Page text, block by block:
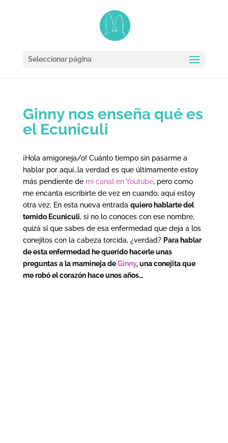
Seleccionar página
Ginny nos enseña qué es
el Ecuniculi
¡Hola amigoneja/o! Cuánto tiempo sin pasarme a
hablar por aquí…la verdad es que últimamente estoy
más pendiente de mi canal en Youtube, pero como
me encanta escribirte de vez en cuando, aquí estoy
otra vez. En esta nueva entrada quiero hablarte del
temido Ecuniculi, si no lo conoces con ese nombre,
quizá sí que sabes de esa enfermedad que deja a los
conejitos con la cabeza torcida, ¿verdad? Para hablar
de esta enfermedad he querido hacerle unas
preguntas a la mamineja deGinny, una conejita que
me robó el corazón hace unos años…